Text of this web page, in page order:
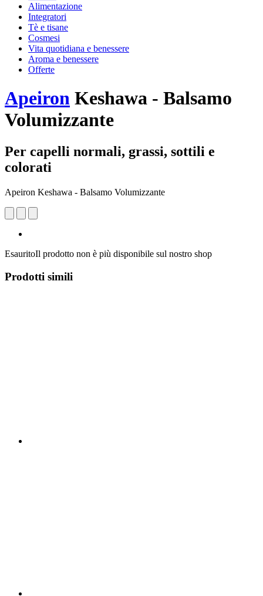
Alimentazione
Integratori
Tè e tisane
Cosmesi
Vita quotidiana e benessere
Aroma e benessere
Offerte
Apeiron Keshawa - Balsamo
Volumizzante
Per capelli normali, grassi, sottili e
colorati
Apeiron Keshawa - Balsamo Volumizzante
EsauritoIl prodotto non è più disponibile sul nostro shop
Prodotti simili